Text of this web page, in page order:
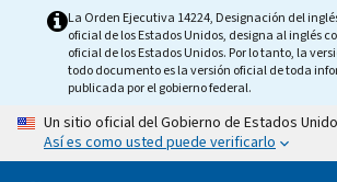
HomeLa Orden Ejecutiva 14224, Designación del
oficial de los Estados Unidos, designa al inglés
oficial de los Estados Unidos. Por lo tanto, la
todo documento es la versión oficial de toda
publicada por el gobierno federal.
Un sitio oficial del Gobierno de Estados
Así es como usted puede verificarlo